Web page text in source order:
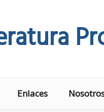
Enlaces